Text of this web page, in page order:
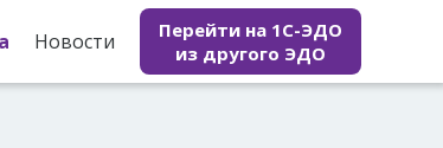
Новости
Перейти на 1С-ЭДО
из другого ЭДО